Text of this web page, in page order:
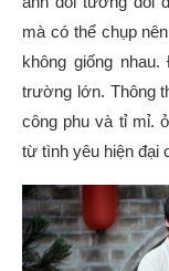
mà có thể chụp
không giống
trường lớn. Thông
công phu và tỉ mỉ.
từ tình yêu hiện đại